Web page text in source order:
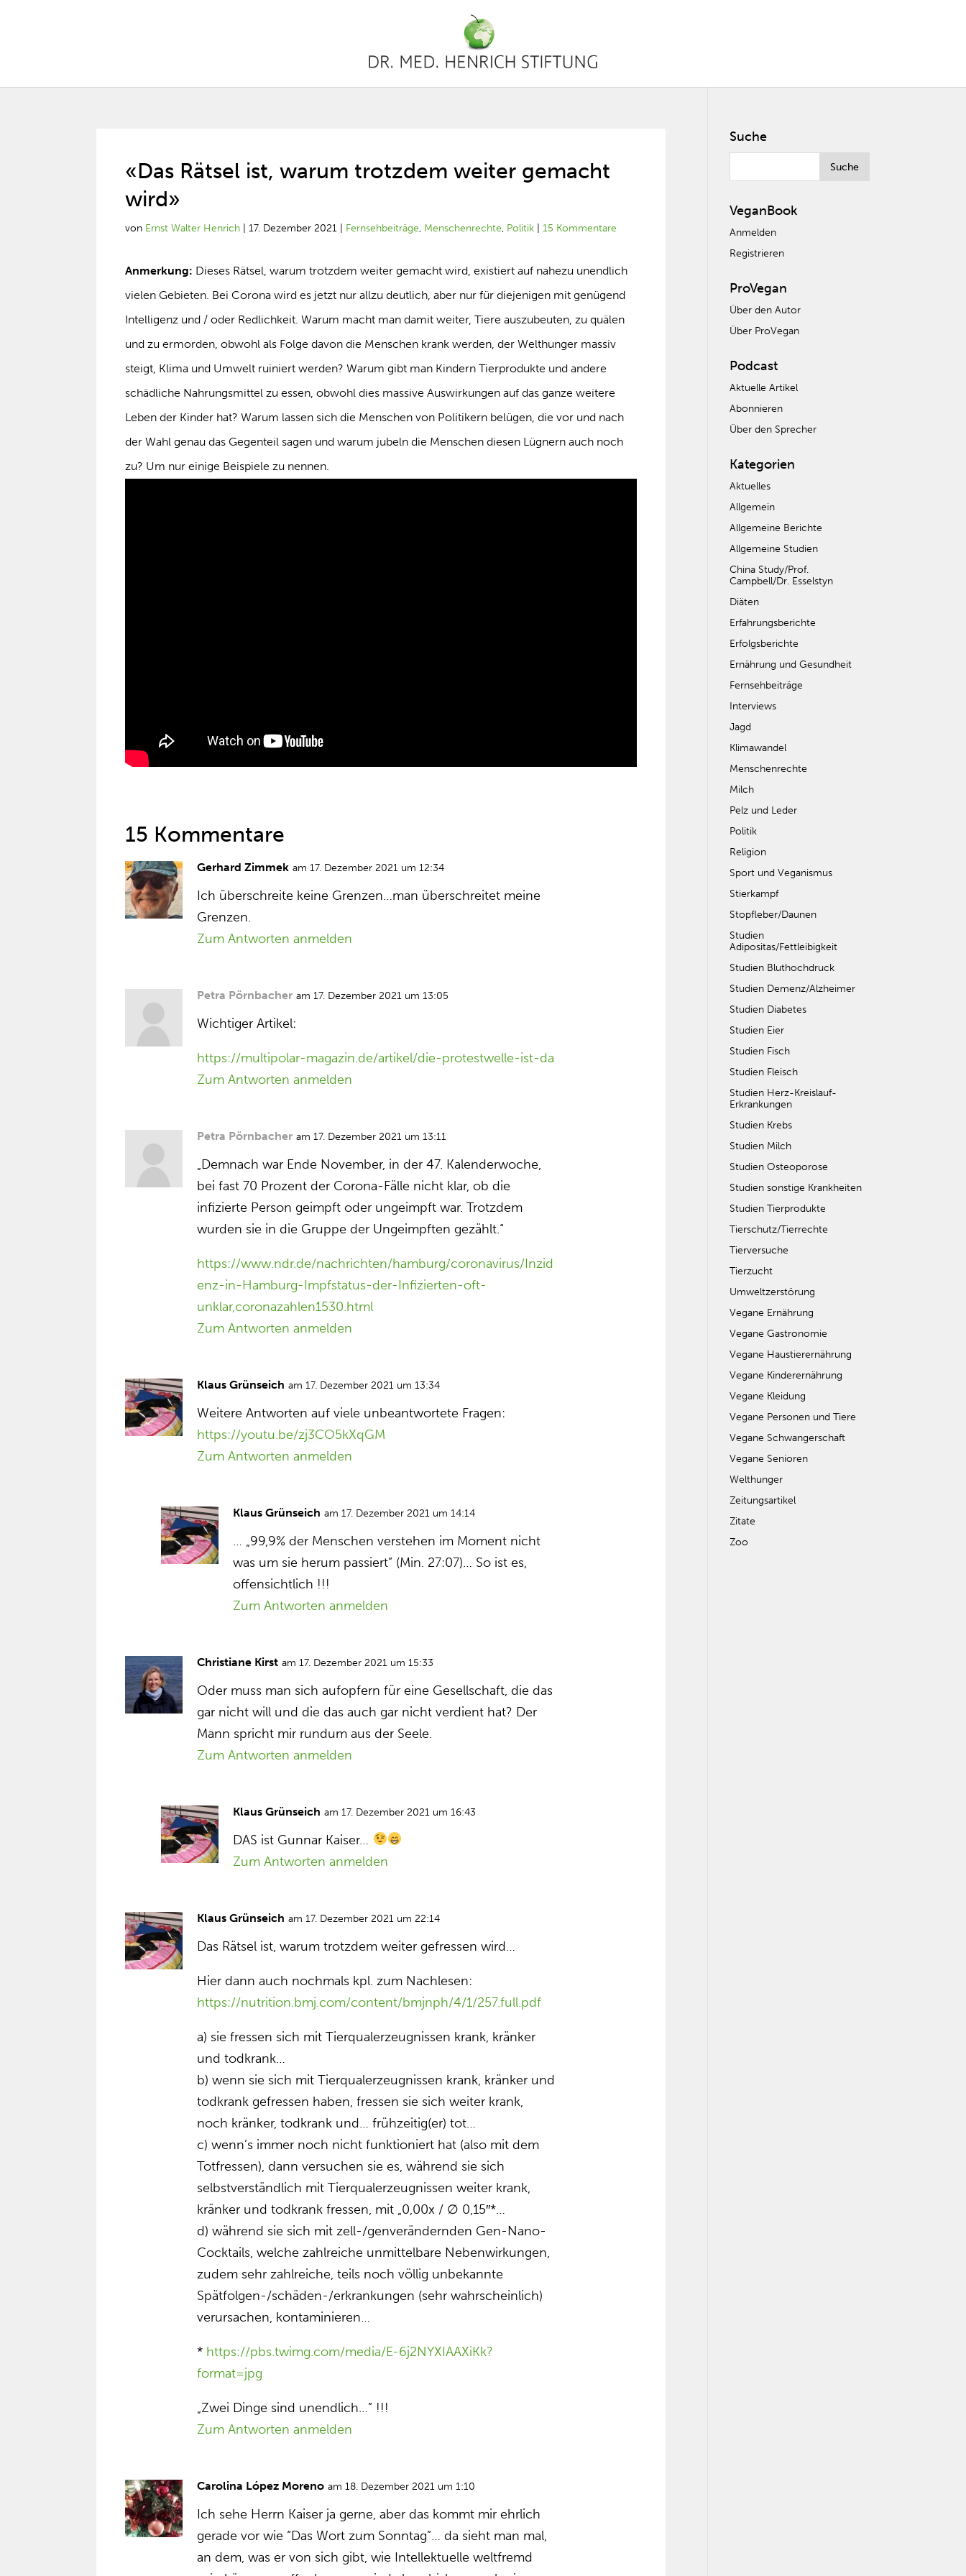
«Das Rätsel ist, warum trotzdem weiter gemacht
wird»
von Ernst Walter Henrich |17. Dezember 2021 Fernsehbeiträge, Menschenrechte, Politik |15 Kommentare
Anmerkung: Dieses Rätsel, warum trotzdem weiter gemacht wird, existiert auf nahezu unendlich
vielen Gebieten. Bei Corona wird es jetzt nur allzu deutlich, aber nur für diejenigen mit genügend
Intelligenz und / oder Redlichkeit. Warum macht man damit weiter, Tiere auszubeuten, zu quälen
und zu ermorden, obwohl als Folge davon die Menschen krank werden, der Welthunger massiv
steigt, Klima und Umwelt ruiniert werden? Warum gibt man Kindern Tierprodukte und andere
schädliche Nahrungsmittel zu essen, obwohl dies massive Auswirkungen auf das ganze weitere
Leben der Kinder hat? Warum lassen sich die Menschen von Politikern belügen, die vor und nach
der Wahl genau das Gegenteil sagen und warum jubeln die Menschen diesen Lügnern auch noch
zu? Um nur einige Beispiele zu nennen.
15 Kommentare
Gerhard Zimmek am 17. Dezember 2021 um 12:34
Ich überschreite keine Grenzen…man überschreitet meine
Grenzen.
Zum Antworten anmelden
Petra Pörnbacher am 17. Dezember 2021 um 13:05
Wichtiger Artikel:
https://multipolar-magazin.de/artikel/die-protestwelle-ist-da
Zum Antworten anmelden
Petra Pörnbacher am 17. Dezember 2021 um 13:11
„Demnach war Ende November, in der 47. Kalenderwoche,
bei fast 70 Prozent der Corona-Fälle nicht klar, ob die
infizierte Person geimpft oder ungeimpft war. Trotzdem
wurden sie in die Gruppe der Ungeimpften gezählt.“
https://www.ndr.de/nachrichten/hamburg/coronavirus/Inzid
enz-in-Hamburg-Impfstatus-der-Infizierten-oft-
unklar,coronazahlen1530.html
Zum Antworten anmelden
Klaus Grünseich am 17. Dezember 2021 um 13:34
Weitere Antworten auf viele unbeantwortete Fragen:
https://youtu.be/zj3CO5kXqGM
Zum Antworten anmelden
Klaus Grünseich am 17. Dezember 2021 um 14:14
… „99,9% der Menschen verstehen im Moment nicht
was um sie herum passiert” (Min. 27:07)… So ist es,
offensichtlich !!!
Zum Antworten anmelden
Christiane Kirst am 17. Dezember 2021 um 15:33
Oder muss man sich aufopfern für eine Gesellschaft, die das
gar nicht will und die das auch gar nicht verdient hat? Der
Mann spricht mir rundum aus der Seele.
Zum Antworten anmelden
Klaus Grünseich am 17. Dezember 2021 um 16:43
DAS ist Gunnar Kaiser…
Zum Antworten anmelden
Klaus Grünseich am 17. Dezember 2021 um 22:14
Das Rätsel ist, warum trotzdem weiter gefressen wird…
Hier dann auch nochmals kpl. zum Nachlesen:
https://nutrition.bmj.com/content/bmjnph/4/1/257.full.pdf
a) sie fressen sich mit Tierqualerzeugnissen krank, kränker
und todkrank…
b) wenn sie sich mit Tierqualerzeugnissen krank, kränker und
todkrank gefressen haben, fressen sie sich weiter krank,
noch kränker, todkrank und… frühzeitig(er) tot…
c) wenn’s immer noch nicht funktioniert hat (also mit dem
Totfressen), dann versuchen sie es, während sie sich
selbstverständlich mit Tierqualerzeugnissen weiter krank,
kränker und todkrank fressen, mit „0,00x / ∅ 0,15″*…
d) während sie sich mit zell-/genverändernden Gen-Nano-
Cocktails, welche zahlreiche unmittelbare Nebenwirkungen,
zudem sehr zahlreiche, teils noch völlig unbekannte
Spätfolgen-/schäden-/erkrankungen (sehr wahrscheinlich)
verursachen, kontaminieren…
* https://pbs.twimg.com/media/E-6j2NYXIAAXiKk?
format=jpg
„Zwei Dinge sind unendlich…” !!!
Zum Antworten anmelden
Carolina López Moreno am 18. Dezember 2021 um 1:10
Ich sehe Herrn Kaiser ja gerne, aber das kommt mir ehrlich
gerade vor wie “Das Wort zum Sonntag”… da sieht man mal,
an dem, was er von sich gibt, wie Intellektuelle weltfremd
Suche
VeganBook
Anmelden
Registrieren
ProVegan
Über den Autor
Über ProVegan
Podcast
Aktuelle Artikel
Abonnieren
Über den Sprecher
Kategorien
Aktuelles
Allgemein
Allgemeine Berichte
Allgemeine Studien
China Study/Prof.
Campbell/Dr. Esselstyn
Diäten
Erfahrungsberichte
Erfolgsberichte
Ernährung und Gesundheit
Fernsehbeiträge
Interviews
Jagd
Klimawandel
Menschenrechte
Milch
Pelz und Leder
Politik
Religion
Sport und Veganismus
Stierkampf
Stopfleber/Daunen
Studien
Adipositas/Fettleibigkeit
Studien Bluthochdruck
Studien Demenz/Alzheimer
Studien Diabetes
Studien Eier
Studien Fisch
Studien Fleisch
Studien Herz-Kreislauf-
Erkrankungen
Studien Krebs
Studien Milch
Studien Osteoporose
Studien sonstige Krankheiten
Studien Tierprodukte
Tierschutz/Tierrechte
Tierversuche
Tierzucht
Umweltzerstörung
Vegane Ernährung
Vegane Gastronomie
Vegane Haustierernährung
Vegane Kinderernährung
Vegane Kleidung
Vegane Personen und Tiere
Vegane Schwangerschaft
Vegane Senioren
Welthunger
Zeitungsartikel
Zitate
Zoo